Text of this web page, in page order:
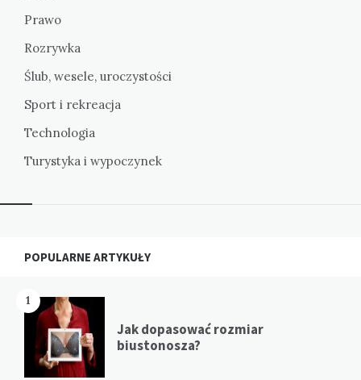
Prawo
Rozrywka
Ślub, wesele, uroczystości
Sport i rekreacja
Technologia
Turystyka i wypoczynek
Widgets
POPULARNE ARTYKUŁY
1
Jak dopasować rozmiar
biustonosza?